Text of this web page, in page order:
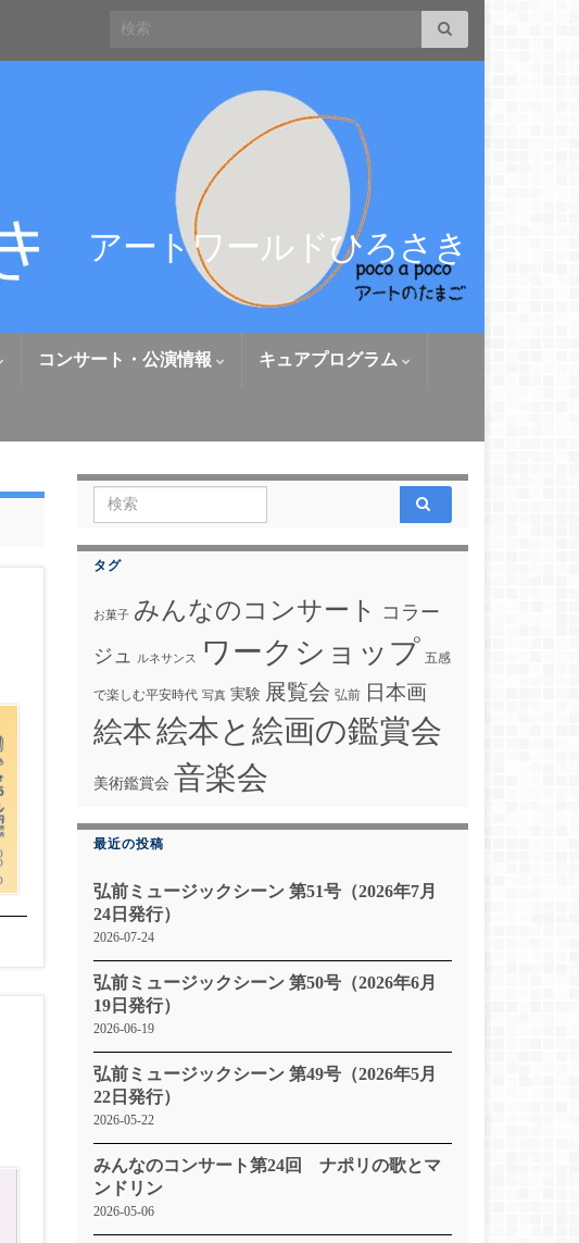
Search for:
アートワールドひろさき
コンサート・公演情報 キュアプログラム
Search for:
タグ
お菓子 みんなのコンサート
コラー
ジュ
ルネサンス ワークショップ 五感
で楽しむ平安時代 写真 実験 展覧会 弘前 日本画
絵本絵本と絵画の鑑賞会
美術鑑賞会 音楽会
最近の投稿
弘前ミュージックシーン 第51号（2026年7月
24日発行）
2026-07-24
弘前ミュージックシーン 第50号（2026年6月
19日発行）
2026-06-19
弘前ミュージックシーン 第49号（2026年5月
22日発行）
2026-05-22
みんなのコンサート第24回 ナポリの歌とマ
ンドリン
2026-05-06